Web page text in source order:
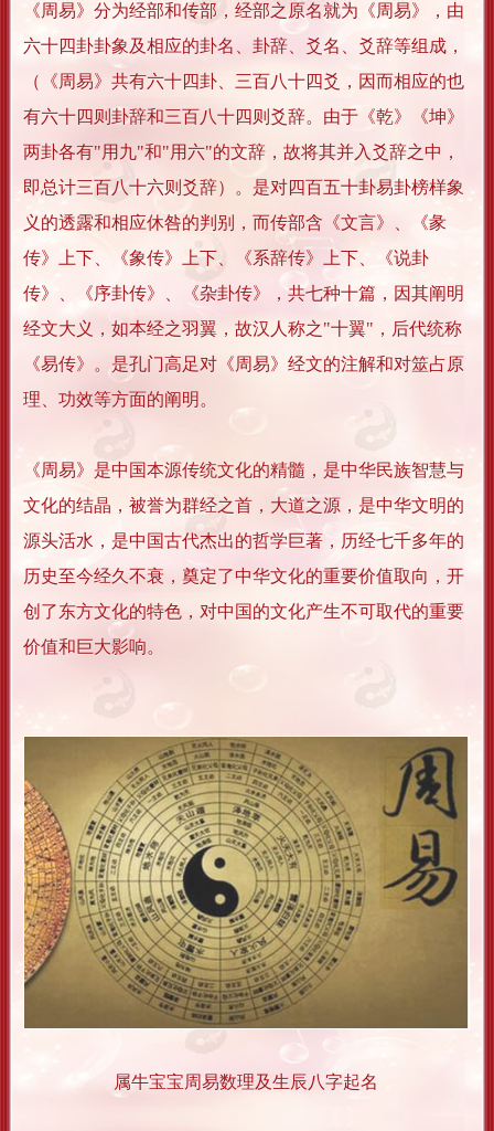
《周易》分为经部和传部，经部之原名就为《周易》，由
六十四卦卦象及相应的卦名、卦辞、爻名、爻辞等组成，
（《周易》共有六十四卦、三百八十四爻，因而相应的也
有六十四则卦辞和三百八十四则爻辞。由于《乾》《坤》
两卦各有"用九"和"用六"的文辞，故将其并入爻辞之中，
即总计三百八十六则爻辞）。是对四百五十卦易卦榜样象
义的透露和相应休咎的判别，而传部含《文言》、《彖
传》上下、《象传》上下、《系辞传》上下、《说卦
传》、《序卦传》、《杂卦传》，共七种十篇，因其阐明
经文大义，如本经之羽翼，故汉人称之"十翼"，后代统称
《易传》。是孔门高足对《周易》经文的注解和对筮占原
理、功效等方面的阐明。
《周易》是中国本源传统文化的精髓，是中华民族智慧与
文化的结晶，被誉为群经之首，大道之源，是中华文明的
源头活水，是中国古代杰出的哲学巨著，历经七千多年的
历史至今经久不衰，奠定了中华文化的重要价值取向，开
创了东方文化的特色，对中国的文化产生不可取代的重要
价值和巨大影响。
属牛宝宝周易数理及生辰八字起名